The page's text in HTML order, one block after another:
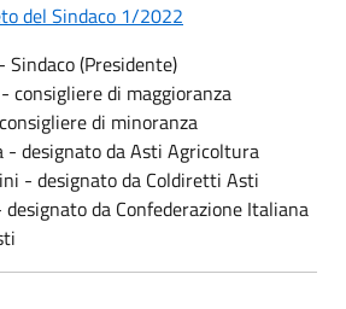
del Sindaco 1/2022
Sindaco (Presidente)
consigliere di maggioranza
di minoranza
- designato da Asti Agricoltura
- designato da Coldiretti Asti
da Confederazione Italiana